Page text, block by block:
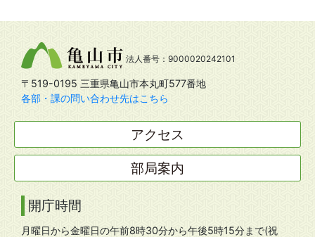
法人番号：9000020242101
〒519-0195 三重県亀山市本丸町577番地
各部・課の問い合わせ先はこちら
アクセス
部局案内
開庁時間
月曜日から金曜日の午前8時30分から午後5時15分まで(祝